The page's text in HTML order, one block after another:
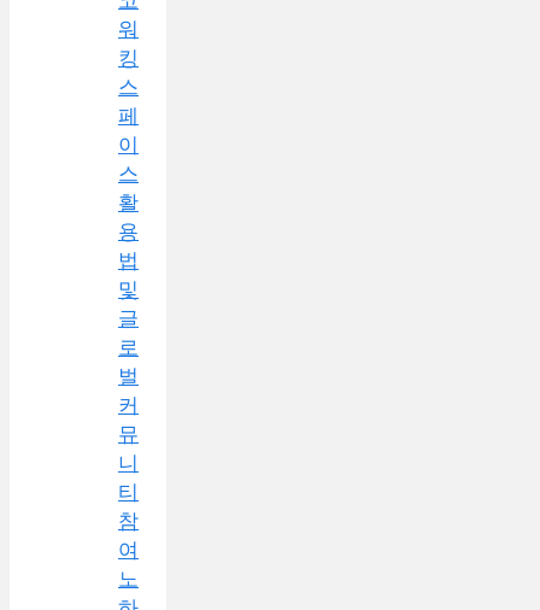
워
킹
스
페
이
스
활
용
법
및
글
로
벌
커
뮤
니
티
참
여
노